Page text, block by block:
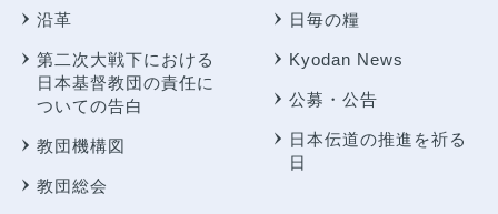
沿革
第二次大戦下における
日本基督教団の責任に
ついての告白
教団機構図
教団総会
日毎の糧
Kyodan News
公募・公告
日本伝道の推進を祈る
日